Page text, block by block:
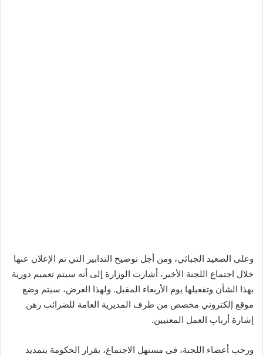
وعلى الصعيد الجبائي، ومن أجل توضيح التدابير التي تم الإعلان عنها
خلال اجتماع اللجنة الأخير، أشارت الوزارة إلى أنه سيتم تعميم دورية
بهذا الشأن وتفعيلها يوم الأربعاء المقبل. ولهذا الغرض، سيتم وضع
موقع إلكتروني مخصص من طرف المديرية العامة للضرائب رهن
إشارة أرباب العمل المعنيين.
ورحب أعضاء اللجنة، في مستهل الاجتماع، بقرار الحكومة بتمديد